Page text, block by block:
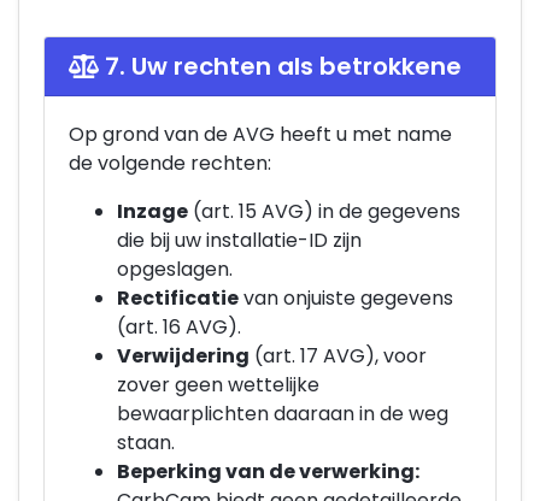
7. Uw rechten als betrokkene
Op grond van de AVG heeft u met name
de volgende rechten:
Inzage (art. 15 AVG) in de gegevens
die bij uw installatie-ID zijn
opgeslagen.
Rectificatievan onjuiste gegevens
(art. 16 AVG).
Verwijdering (art. 17 AVG), voor
zover geen wettelijke
bewaarplichten daaraan in de weg
staan.
Beperking van de verwerking: